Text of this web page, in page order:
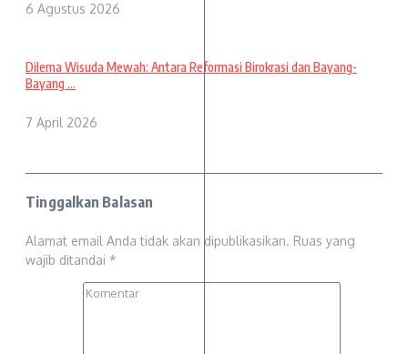
6 Agustus 2026
Dilema Wisuda Mewah: Antara Reformasi Birokrasi dan Bayang-
Bayang ...
7 April 2026
Tinggalkan Balasan
Alamat email Anda tidak akan dipublikasikan. Ruas yang
wajib ditandai *